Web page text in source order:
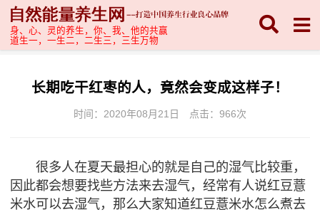
身、心、灵的养生，你、我、他的共赢
道生一，一生二，二生三，三生万物
长期吃干红枣的人，竟然会变成这样子！
时间：2020年08月21日 点击： 966次
很多人在夏天最担心的就是自己的湿气比较重，
因此都会想要找些方法来去湿气，经常有人说红豆薏
米水可以去湿气，那么大家知道红豆薏米水怎么煮去